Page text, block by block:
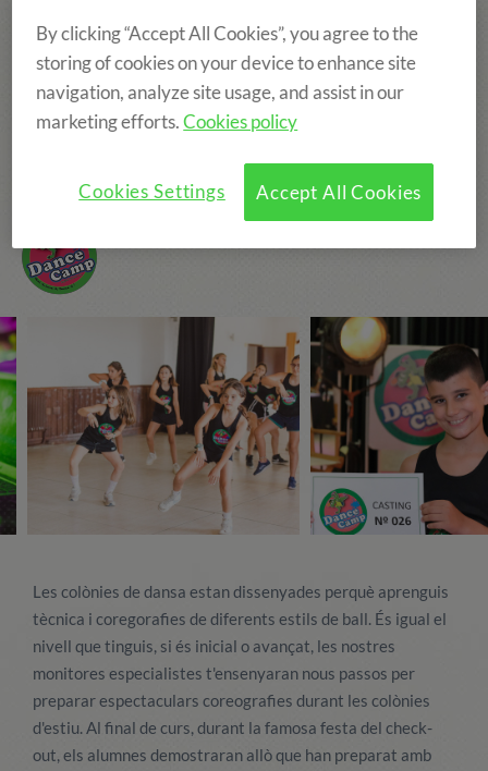
POBLET
EDAT: DE 8 A 15 ANYS
Colònies d'anglès + dansa
Les colònies de dansa estan dissenyades perquè aprenguis
tècnica i coregorafies de diferents estils de ball. És igual el
nivell que tinguis, si és inicial o avançat, les nostres
monitores especialistes t'ensenyaran nous passos per
preparar espectaculars coreografies durant les colònies
d'estiu. Al final de curs, durant la famosa festa del check-
out, els alumnes demostraran allò que han preparat amb
By clicking “Accept All Cookies”, you agree to the
storing of cookies on your device to enhance site
navigation, analyze site usage, and assist in our
marketing efforts.Cookies policy
Accept All Cookies
Cookies Settings